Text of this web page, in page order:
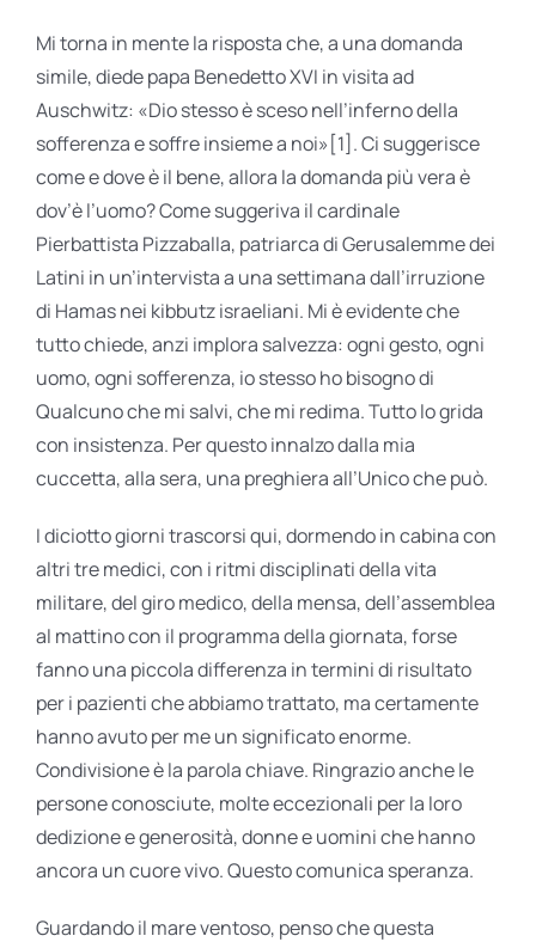
Mi torna in mente la risposta che, a una domanda
simile, diede papa Benedetto XVI in visita ad
Auschwitz: «Dio stesso è sceso nell’inferno della
sofferenza e soffre insieme a noi»[1]. Ci suggerisce
come e dove è il bene, allora la domanda più vera è
dov’è l’uomo? Come suggeriva il cardinale
Pierbattista Pizzaballa, patriarca di Gerusalemme dei
Latini in un’intervista a una settimana dall’irruzione
di Hamas nei kibbutz israeliani. Mi è evidente che
tutto chiede, anzi implora salvezza: ogni gesto, ogni
uomo, ogni sofferenza, io stesso ho bisogno di
Qualcuno che mi salvi, che mi redima. Tutto lo grida
con insistenza. Per questo innalzo dalla mia
cuccetta, alla sera, una preghiera all’Unico che può.
I diciotto giorni trascorsi qui, dormendo in cabina con
altri tre medici, con i ritmi disciplinati della vita
militare, del giro medico, della mensa, dell’assemblea
al mattino con il programma della giornata, forse
fanno una piccola differenza in termini di risultato
per i pazienti che abbiamo trattato, ma certamente
hanno avuto per me un significato enorme.
Condivisione è la parola chiave. Ringrazio anche le
persone conosciute, molte eccezionali per la loro
dedizione e generosità, donne e uomini che hanno
ancora un cuore vivo. Questo comunica speranza.
Guardando il mare ventoso, penso che questa